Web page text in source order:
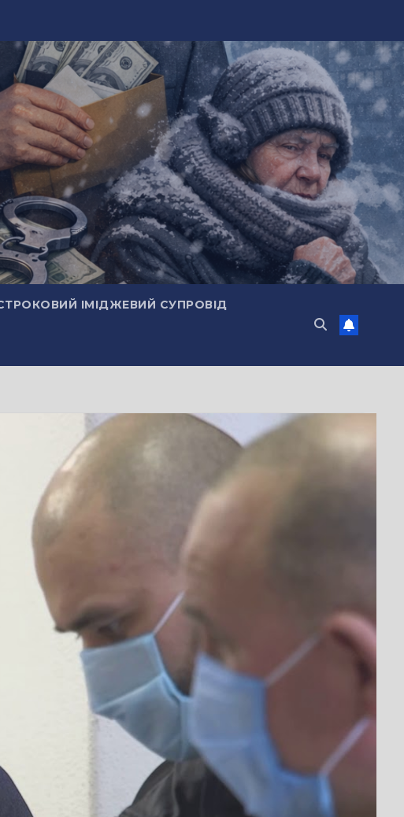
ІМІДЖЕВИЙ СУПРОВІД
витрат,
перевезення
громадського транспорту в Черкасах.
місця в транспорті і не дають змоги в умовах